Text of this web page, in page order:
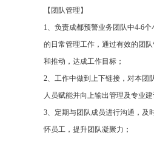
【团队管理】
1、负责成都预警业务团队中4-6个
的日常管理工作，通过有效的团队
和推动，达成工作目标；
2、工作中做到上下链接，对本团
人员赋能并向上输出管理及专业建
3、定期与团队成员进行沟通，及
怀员工，提升团队凝聚力；